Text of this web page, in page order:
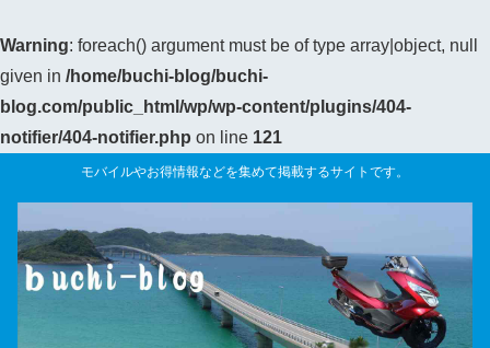
Warning: foreach() argument must be of type array|object, null
given in /home/buchi-blog/buchi-
blog.com/public_html/wp/wp-content/plugins/404-
notifier/404-notifier.php on line 121
モバイルやお得情報などを集めて掲載するサイトです。